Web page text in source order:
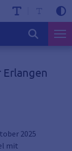
2025
mit